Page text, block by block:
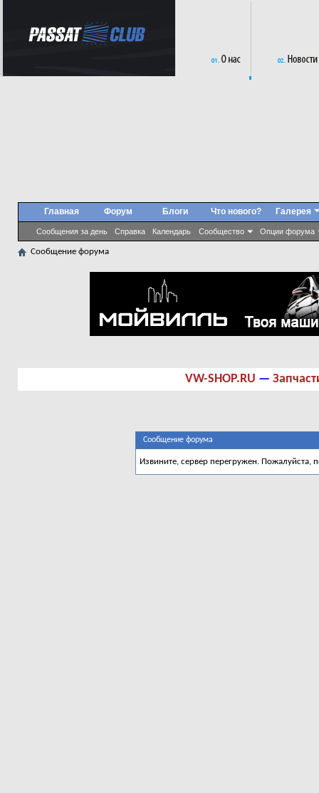
Главная Форум
Сообщения за день Справка Календарь Сообщество Опции форума
Блоги Что нового? Галерея
Сообщение форума
VW-SHOP.RU —
Сообщение форума
Извините, сервер перегружен. Пожалуйста,